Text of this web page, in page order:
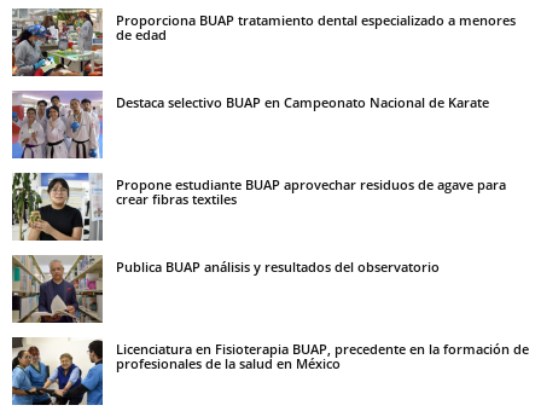
Proporciona BUAP tratamiento dental especializado a menores
de edad
Destaca selectivo BUAP en Campeonato Nacional de Karate
Propone estudiante BUAP aprovechar residuos de agave para
crear fibras textiles
Publica BUAP análisis y resultados del observatorio
Licenciatura en Fisioterapia BUAP, precedente en la formación de
profesionales de la salud en México